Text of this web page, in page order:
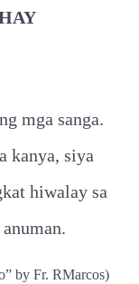
mga sanga.
kanya, siya
hiwalay sa
by Fr. RMarcos)